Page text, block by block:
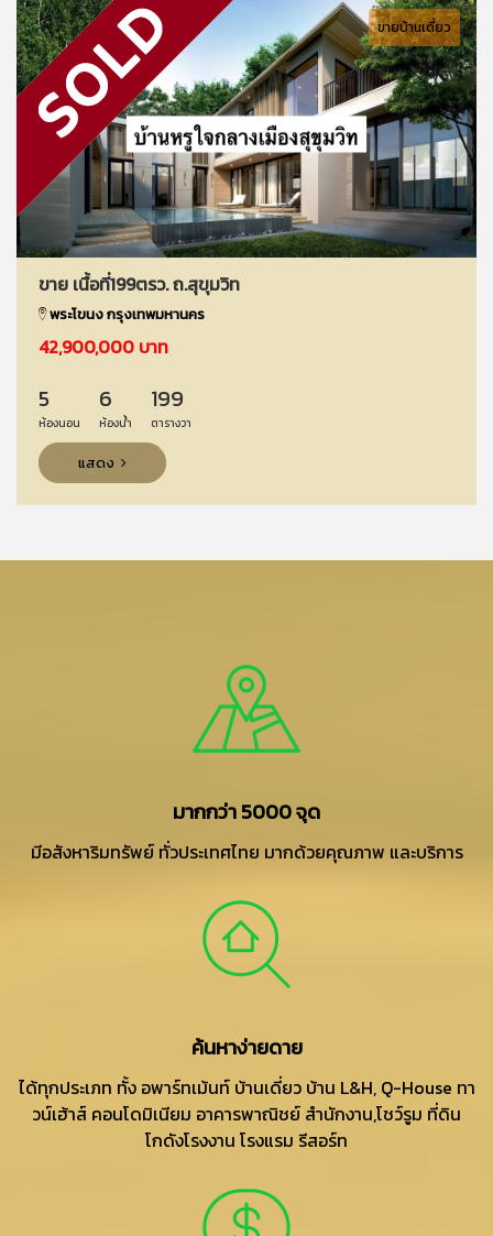
ขายบ้านเดี่ยว
ขาย เนื้อที่199ตรว. ถ.สุขุมวิท
พระโขนง กรุงเทพมหานคร
42,900,000 บาท
5
ห้องนอน
6
ห้องน้ำ
199
ตารางวา
แสดง
มากกว่า 5000 จุด
มีอสังหาริมทรัพย์ ทั่วประเทศไทย มากด้วยคุณภาพ และบริการ
ค้นหาง่ายดาย
ได้ทุกประเภท ทั้ง อพาร์ทเม้นท์ บ้านเดี่ยว บ้าน L&H, Q-House ทา
วน์เฮ้าส์ คอนโดมิเนียม อาคารพาณิชย์ สำนักงาน,โชว์รูม ที่ดิน
โกดังโรงงาน โรงแรม รีสอร์ท